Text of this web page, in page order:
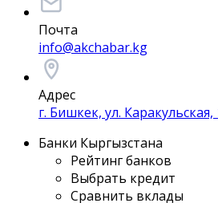
Почта
info@akchabar.kg
Адрес
г. Бишкек, ул. Каракульская,
Банки Кыргызстана
Рейтинг банков
Выбрать кредит
Сравнить вклады